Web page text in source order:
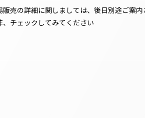
販売の詳細に関しましては、後日別途ご案内
、チェックしてみてください